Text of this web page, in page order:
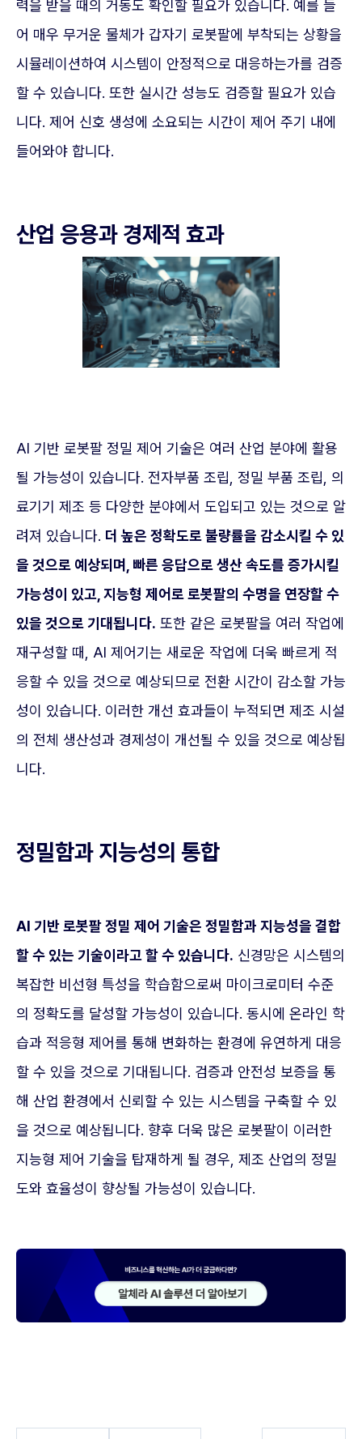
력을 받을 때의 거동도 확인할 필요가 있습니다. 예를 들
어 매우 무거운 물체가 갑자기 로봇팔에 부착되는 상황을
시뮬레이션하여 시스템이 안정적으로 대응하는가를 검증
할 수 있습니다. 또한 실시간 성능도 검증할 필요가 있습
니다. 제어 신호 생성에 소요되는 시간이 제어 주기 내에
들어와야 합니다.
산업 응용과 경제적 효과
AI 기반 로봇팔 정밀 제어 기술은 여러 산업 분야에 활용
될 가능성이 있습니다. 전자부품 조립, 정밀 부품 조립, 의
료기기 제조 등 다양한 분야에서 도입되고 있는 것으로 알
려져 있습니다. 더 높은 정확도로 불량률을 감소시킬 수 있
을 것으로 예상되며, 빠른 응답으로 생산 속도를 증가시킬
가능성이 있고, 지능형 제어로 로봇팔의 수명을 연장할 수
있을 것으로 기대됩니다. 또한 같은 로봇팔을 여러 작업에
재구성할 때, AI 제어기는 새로운 작업에 더욱 빠르게 적
응할 수 있을 것으로 예상되므로 전환 시간이 감소할 가능
성이 있습니다. 이러한 개선 효과들이 누적되면 제조 시설
의 전체 생산성과 경제성이 개선될 수 있을 것으로 예상됩
니다.
정밀함과 지능성의 통합
AI 기반 로봇팔 정밀 제어 기술은 정밀함과 지능성을 결합
할 수 있는 기술이라고 할 수 있습니다. 신경망은 시스템의
복잡한 비선형 특성을 학습함으로써 마이크로미터 수준
의 정확도를 달성할 가능성이 있습니다. 동시에 온라인 학
습과 적응형 제어를 통해 변화하는 환경에 유연하게 대응
할 수 있을 것으로 기대됩니다. 검증과 안전성 보증을 통
해 산업 환경에서 신뢰할 수 있는 시스템을 구축할 수 있
을 것으로 예상됩니다. 향후 더욱 많은 로봇팔이 이러한
지능형 제어 기술을 탑재하게 될 경우, 제조 산업의 정밀
도와 효율성이 향상될 가능성이 있습니다.